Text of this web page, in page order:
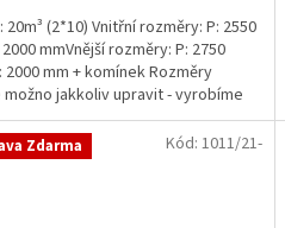
20m³ (2*10) Vnitřní rozměry: P: 2550
mmVnější rozměry: P: 2750
2000 mm + komínek Rozměry
možno jakkoliv upravit - vyrobíme
Zdarma Kód: 1011/21-